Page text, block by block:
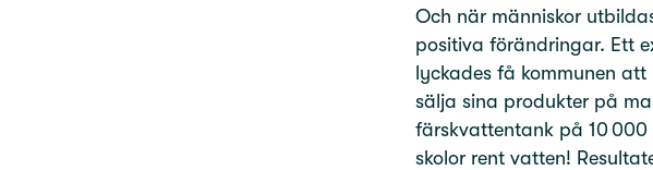
Och när människor
positiva förändringar. Ett
lyckades få kommunen
sälja sina produkter på
färskvattentank på 10
skolor rent vatten!